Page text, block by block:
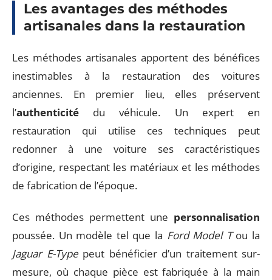
Les avantages des méthodes
artisanales dans la restauration
Les méthodes artisanales apportent des bénéfices
inestimables à la restauration des voitures
anciennes. En premier lieu, elles préservent
l’authenticité du véhicule. Un expert en
restauration qui utilise ces techniques peut
redonner à une voiture ses caractéristiques
d’origine, respectant les matériaux et les méthodes
de fabrication de l’époque.
Ces méthodes permettent une personnalisation
poussée. Un modèle tel que la Ford Model Tou la
Jaguar E-Typepeut bénéficier d’un traitement sur-
mesure, où chaque pièce est fabriquée à la main